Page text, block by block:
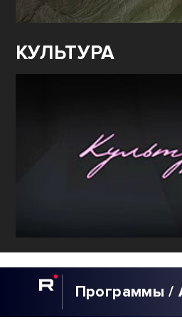
Программы /
КУЛЬТУРА